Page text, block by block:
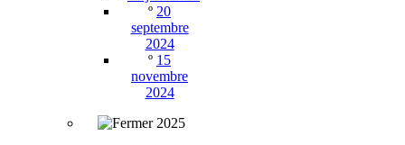
º 20
septembre
2024
º 15
novembre
2024
2025